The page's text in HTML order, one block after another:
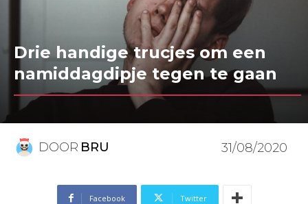
Drie handige trucjes om een
namiddagdipje tegen te gaan
DOOR BRU 31/08/2020
Facebook Twitter